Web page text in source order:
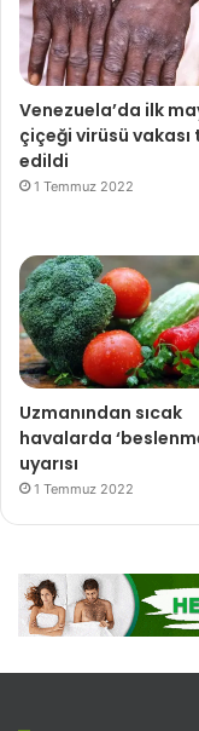
Venezuela’da ilk
çiçeği virüsü
edildi
1 Temmuz 2022
Uzmanından sıcak
havalarda
uyarısı
1 Temmuz 2022